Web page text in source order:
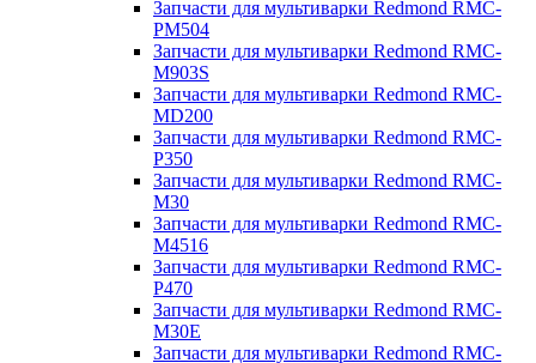
Запчасти для мультиварки Redmond RMC-
PM504
Запчасти для мультиварки Redmond RMC-
M903S
Запчасти для мультиварки Redmond RMC-
MD200
Запчасти для мультиварки Redmond RMC-
P350
Запчасти для мультиварки Redmond RMC-
M30
Запчасти для мультиварки Redmond RMC-
M4516
Запчасти для мультиварки Redmond RMC-
P470
Запчасти для мультиварки Redmond RMC-
M30E
Запчасти для мультиварки Redmond RMC-